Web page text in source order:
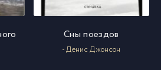
Сны поездов
- Денис Джонсон